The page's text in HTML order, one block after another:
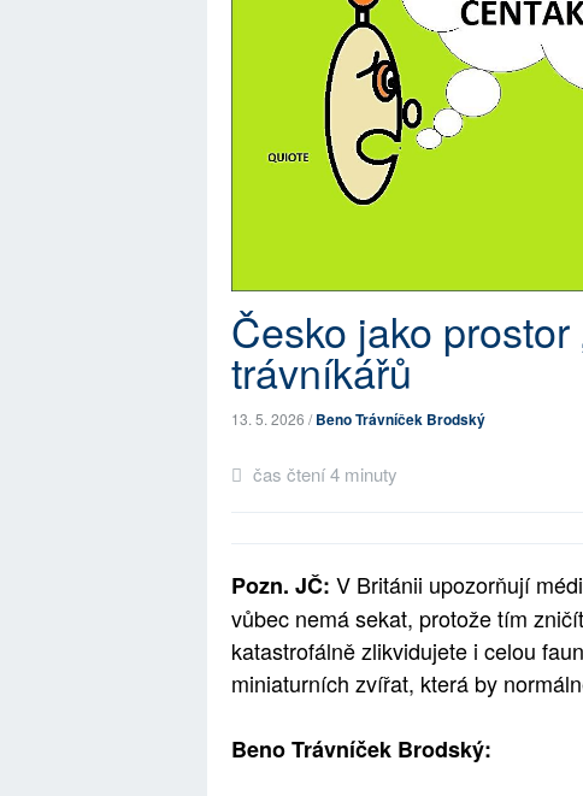
Česko jako prostor
trávníkářů
13. 5. 2026 /Beno Trávníček Brodský
čas čtení 4 minuty
Pozn. JČ: V Británii upozorňují
vůbec nemá sekat, protože tím
katastrofálně zlikvidujete i celou
miniaturních zvířat, která by
Beno Trávníček Brodský: